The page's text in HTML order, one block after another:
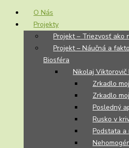
O Nás
Projekty
Projekt – Triezvosť ako
Projekt – Náučná a
Biosféra
Nikolaj Viktorovič
Zrkadlo
Zrkadlo
Posledný
Rusko v
Podstata a